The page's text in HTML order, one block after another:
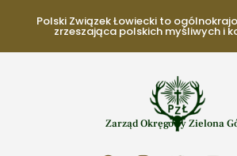
Polski Związek Łowiecki to
zrzeszająca polskich myśliwych i
Zarząd Okręgowy Zielona